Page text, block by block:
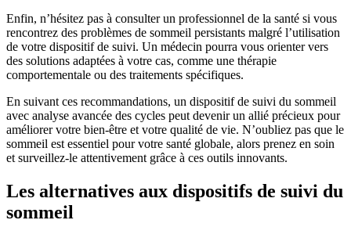
Enfin, n’hésitez pas à consulter un professionnel de la santé si vous
rencontrez des problèmes de sommeil persistants malgré l’utilisation
de votre dispositif de suivi. Un médecin pourra vous orienter vers
des solutions adaptées à votre cas, comme une thérapie
comportementale ou des traitements spécifiques.
En suivant ces recommandations, un dispositif de suivi du sommeil
avec analyse avancée des cycles peut devenir un allié précieux pour
améliorer votre bien-être et votre qualité de vie. N’oubliez pas que le
sommeil est essentiel pour votre santé globale, alors prenez en soin
et surveillez-le attentivement grâce à ces outils innovants.
Les alternatives aux dispositifs de suivi du
sommeil